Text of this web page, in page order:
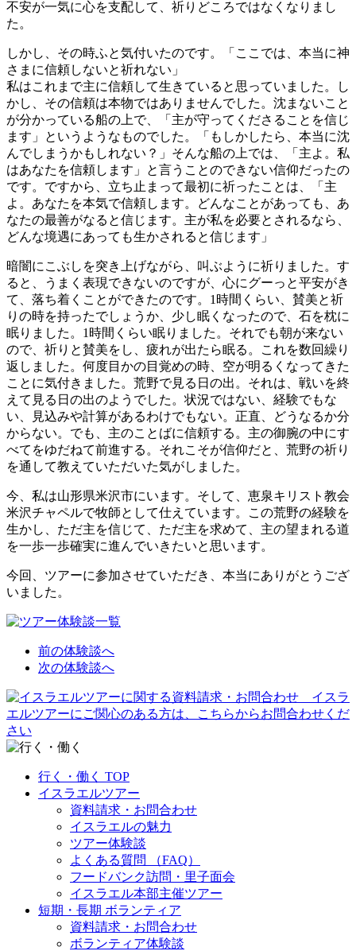
不安が一気に心を支配して、祈りどころではなくなりまし
た。
しかし、その時ふと気付いたのです。「ここでは、本当に神
さまに信頼しないと祈れない」
私はこれまで主に信頼して生きていると思っていました。し
かし、その信頼は本物ではありませんでした。沈まないこと
が分かっている船の上で、「主が守ってくださることを信じ
ます」というようなものでした。「もしかしたら、本当に沈
んでしまうかもしれない？」そんな船の上では、「主よ。私
はあなたを信頼します」と言うことのできない信仰だったの
です。ですから、立ち止まって最初に祈ったことは、「主
よ。あなたを本気で信頼します。どんなことがあっても、あ
なたの最善がなると信じます。主が私を必要とされるなら、
どんな境遇にあっても生かされると信じます」
暗闇にこぶしを突き上げながら、叫ぶように祈りました。す
ると、うまく表現できないのですが、心にグーっと平安がき
て、落ち着くことができたのです。1時間くらい、賛美と祈
りの時を持ったでしょうか、少し眠くなったので、石を枕に
眠りました。1時間くらい眠りました。それでも朝が来ない
ので、祈りと賛美をし、疲れが出たら眠る。これを数回繰り
返しました。何度目かの目覚めの時、空が明るくなってきた
ことに気付きました。荒野で見る日の出。それは、戦いを終
えて見る日の出のようでした。状況ではない、経験でもな
い、見込みや計算があるわけでもない。正直、どうなるか分
からない。でも、主のことばに信頼する。主の御腕の中にす
べてをゆだねて前進する。それこそが信仰だと、荒野の祈り
を通して教えていただいた気がしました。
今、私は山形県米沢市にいます。そして、恵泉キリスト教会
米沢チャペルで牧師として仕えています。この荒野の経験を
生かし、ただ主を信じて、ただ主を求めて、主の望まれる道
を一歩一歩確実に進んでいきたいと思います。
今回、ツアーに参加させていただき、本当にありがとうござ
いました。
前の体験談へ
次の体験談へ
行く・働く TOP
イスラエルツアー
資料請求・お問合わせ
イスラエルの魅力
ツアー体験談
よくある質問 （FAQ）
フードバンク訪問・里子面会
イスラエル本部主催ツアー
短期・長期 ボランティア
資料請求・お問合わせ
ボランティア体験談